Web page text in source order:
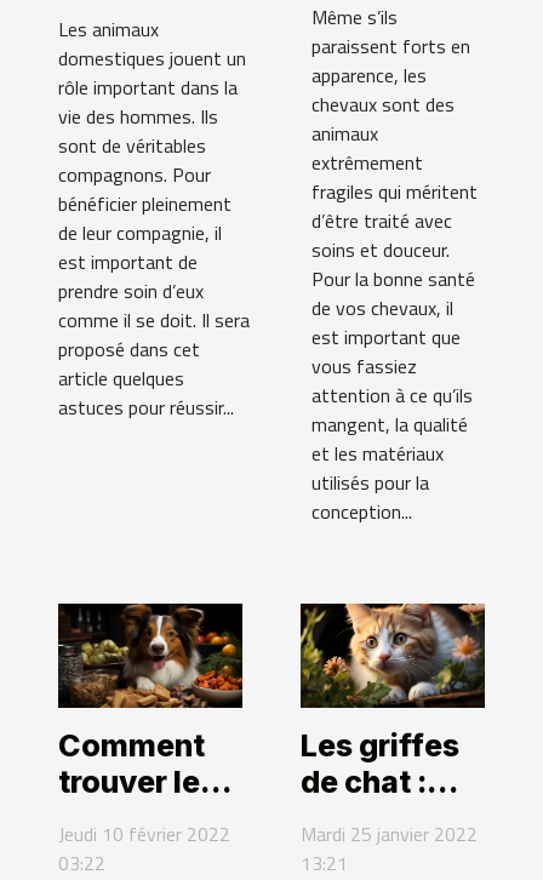
Les animaux
domestiques jouent un
rôle important dans la
vie des hommes. Ils
sont de véritables
compagnons. Pour
bénéficier pleinement
de leur compagnie, il
est important de
prendre soin d’eux
comme il se doit. Il sera
proposé dans cet
article quelques
astuces pour réussir...
Même s’ils
paraissent forts en
apparence, les
chevaux sont des
animaux
extrêmement
fragiles qui méritent
d’être traité avec
soins et douceur.
Pour la bonne santé
de vos chevaux, il
est important que
vous fassiez
attention à ce qu’ils
mangent, la qualité
et les matériaux
utilisés pour la
conception...
Comment
trouver les
meilleures
croquettes
Jeudi 10 février 2022
03:22
Les griffes
de chat :
comment
les couper ?
Mardi 25 janvier 2022
13:21